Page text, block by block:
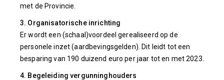
met de Provincie.
3. Organisatorische inrichting
Er wordt een (schaal)voordeel gerealiseerd op de
personele inzet (aardbevingsgelden). Dit leidt tot een
besparing van 190 duizend euro per jaar tot en met 2023.
4. Begeleiding vergunninghouders